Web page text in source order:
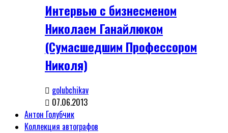
Интервью с бизнесменом
Николаем Ганайлюком
(Сумасшедшим Профессором
Николя)
golubchikav
07.06.2013
Антон Голубчик
Коллекция автографов